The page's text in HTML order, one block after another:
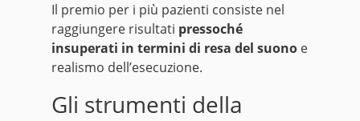
Il premio per i più pazienti consiste nel
raggiungere risultati pressoché
insuperati in termini di resa del suono e
realismo dell’esecuzione.
Gli strumenti della